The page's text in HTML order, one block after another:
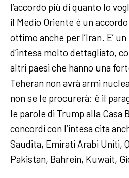
l’accordo più di quanto lo
il Medio Oriente è un
ottimo anche per l’Iran. E’
d’intesa molto dettagliato,
altri paesi che hanno una
Teheran non avrà armi
non se le procurerà: è il
le parole di Trump alla Casa
concordi con l’intesa cita
Saudita, Emirati Arabi Uniti,
Pakistan, Bahrein, Kuwait,